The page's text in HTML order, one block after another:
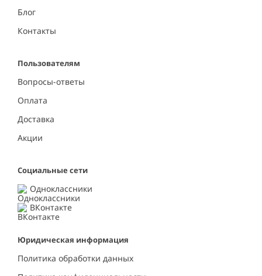
Блог
Контакты
Пользователям
Вопросы-ответы
Оплата
Доставка
Акции
Социальные сети
Одноклассники
ВКонтакте
Юридическая информация
Политика обработки данных